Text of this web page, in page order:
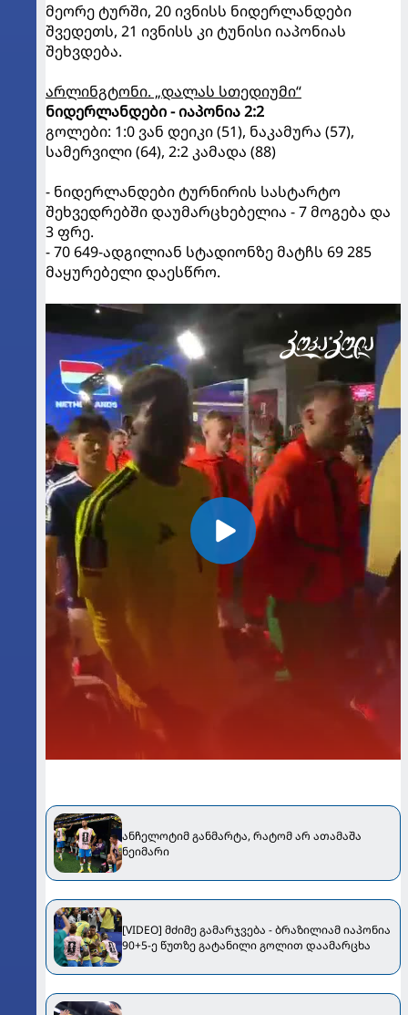
მეორე ტურში, 20 ივნისს ნიდერლანდები
შვედეთს, 21 ივნისს კი ტუნისი იაპონიას
შეხვდება.
არლინგტონი. „დალას სთედიუმი“
ნიდერლანდები - იაპონია 2:2
გოლები: 1:0 ვან დეიკი (51), ნაკამურა (57),
სამერვილი (64), 2:2 კამადა (88)
- ნიდერლანდები ტურნირის სასტარტო
შეხვედრებში დაუმარცხებელია - 7 მოგება და
3 ფრე.
- 70 649-ადგილიან სტადიონზე მატჩს 69 285
მაყურებელი დაესწრო.
ანჩელოტიმ განმარტა, რატომ არ ათამაშა
ნეიმარი
[VIDEO] მძიმე გამარჯვება - ბრაზილიამ იაპონია
90+5-ე წუთზე გატანილი გოლით დაამარცხა